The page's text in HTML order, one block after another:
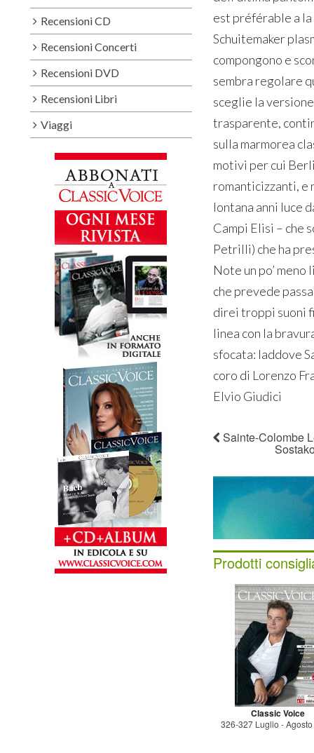
est préférable a
Schuitemaker
compongono e
sembra regolare
sceglie la
trasparente,
sulla marmorea
motivi per cui
romanticizzanti, e
lontana anni luce
Campi Elisi – che
Petrilli) che ha
Note un po’
che prevede
direi troppi suoni
linea con la
sfocata: laddove
coro di Lorenzo
Elvio Giudici
Sainte-Colombe
Prodotti
Classic Voice
326-327 Luglio -
Recensioni CD
Recensioni Concerti
Recensioni DVD
Recensioni Libri
Viaggi